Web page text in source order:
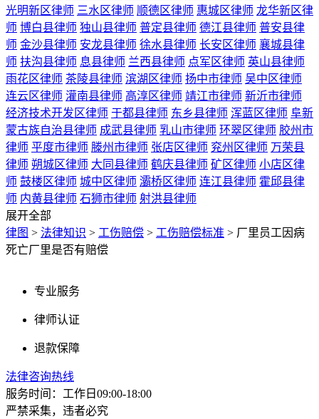
光明新区律师 三水区律师 顺德区律师 惠城区律师 龙华新区律
师 博白县律师 独山县律师 普定县律师 德江县律师 普安县律
师 金沙县律师 安龙县律师 徐水县律师 长安区律师 襄城县律
师 扶沟县律师 息县律师 兰西县律师 点军区律师 英山县律师
雨花区律师 茶陵县律师 滨湖区律师 扬中市律师 吴中区律师
连云区律师 灌南县律师 高淳区律师 靖江市律师 新沂市律师
经济技术开发区律师 于都县律师 东乡县律师 浑蓝区律师 阜新
蒙古族自治县律师 成武县律师 乳山市律师 环翠区律师 胶州市
律师 平度市律师 滕州市律师 张店区律师 兖州区律师 万荣县
律师 朔城区律师 大同县律师 鹤庆县律师 矿区律师 小店区律
师 鼓楼区律师 城中区律师 灞桥区律师 连江县律师 霍邱县律
师 内黄县律师 石狮市律师 射洪县律师
展开全部
律图 > 法律知识 > 工伤赔偿 > 工伤赔偿标准 > 厂里员工因病
死亡厂里是否有赔偿
专业服务
律师认证
退款保障
法律咨询热线
服务时间：工作日09:00-18:00
严禁采集，违者必究